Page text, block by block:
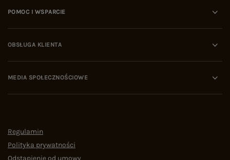
POMOC I WSPARCIE
OBSŁUGA KLIENTA
MEDIA SPOŁECZNOŚCIOWE
Regulamin
Polityka prywatności